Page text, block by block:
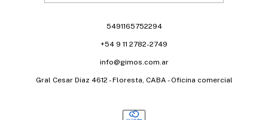
5491165752294
+54 9 11 2782-2749
info@gimos.com.ar
Gral Cesar Diaz 4612 - Floresta, CABA - Oficina comercial